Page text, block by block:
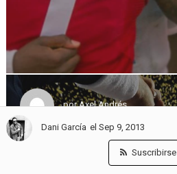
Dani García el Sep 9, 2013
Suscribirse
porAxel Andrés